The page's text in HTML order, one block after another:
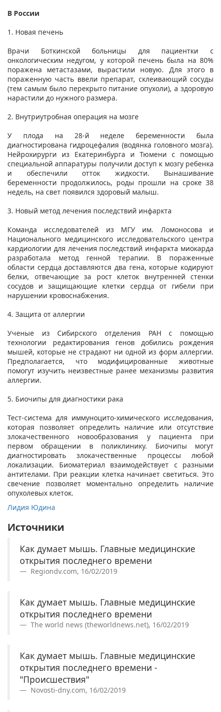
В России
1. Новая печень
Врачи Боткинской больницы для пациентки с
онкологическим недугом, у которой печень была на 80%
поражена метастазами, вырастили новую. Для этого в
пораженную часть ввели препарат, склеивающий сосуды
(тем самым было перекрыто питание опухоли), а здоровую
нарастили до нужного размера.
2. Внутриутробная операция на мозге
У плода на 28-й неделе беременности была
диагностирована гидроцефалия (водянка головного мозга).
Нейрохирурги из Екатеринбурга и Тюмени с помощью
специальной аппаратуры получили доступ к мозгу ребенка
и обеспечили отток жидкости. Вынашивание
беременности продолжилось, роды прошли на сроке 38
недель, на свет появился здоровый малыш.
3. Новый метод лечения последствий инфаркта
Команда исследователей из МГУ им. Ломоносова и
Национального медицинского исследовательского центра
кардиологии для лечения последствий инфаркта миокарда
разработала метод генной терапии. В пораженные
области сердца доставляются два гена, которые кодируют
белки, отвечающие за рост клеток внутренней стенки
сосудов и защищающие клетки сердца от гибели при
нарушении кровоснабжения.
4. Защита от аллергии
Ученые из Сибирского отделения РАН с помощью
технологии редактирования генов добились рождения
мышей, которые не страдают ни одной из форм аллергии.
Предполагается, что модифицированные животные
помогут изучить неизвестные ранее механизмы развития
аллергии.
5. Биочипы для диагностики рака
Тест-система для иммуноцито-химического исследования,
которая позволяет определить наличие или отсутствие
злокачественного новообразования у пациента при
первом обращении в поликлинику. Биочипы могут
диагностировать злокачественные процессы любой
локализации. Биоматериал взаимодействует с разными
антителами. При реакции клетка начинает светиться. Это
свечение позволяет моментально определить наличие
опухолевых клеток.
Лидия Юдина
Источники
Как думает мышь. Главные медицинские
открытия последнего времени
Regiondv.com, 16/02/2019
Как думает мышь. Главные медицинские
открытия последнего времени
The world news (theworldnews.net), 16/02/2019
Как думает мышь. Главные медицинские
открытия последнего времени -
"Происшествия"
Novosti-dny.com, 16/02/2019